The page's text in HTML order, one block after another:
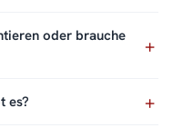
oder brauche
es?